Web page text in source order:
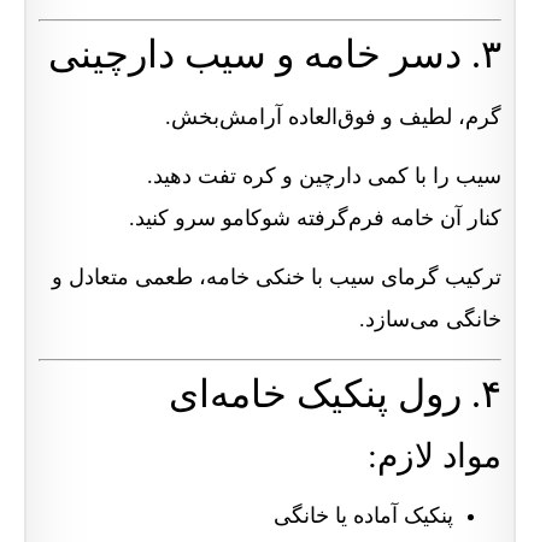
۳. دسر خامه و سیب دارچینی
گرم، لطیف و فوق‌العاده آرامش‌بخش.
سیب را با کمی دارچین و کره تفت دهید.
کنار آن خامه فرم‌گرفته شوکامو سرو کنید.
ترکیب گرمای سیب با خنکی خامه، طعمی متعادل و
خانگی می‌سازد.
۴. رول پنکیک خامه‌ای
مواد لازم:
پنکیک آماده یا خانگی